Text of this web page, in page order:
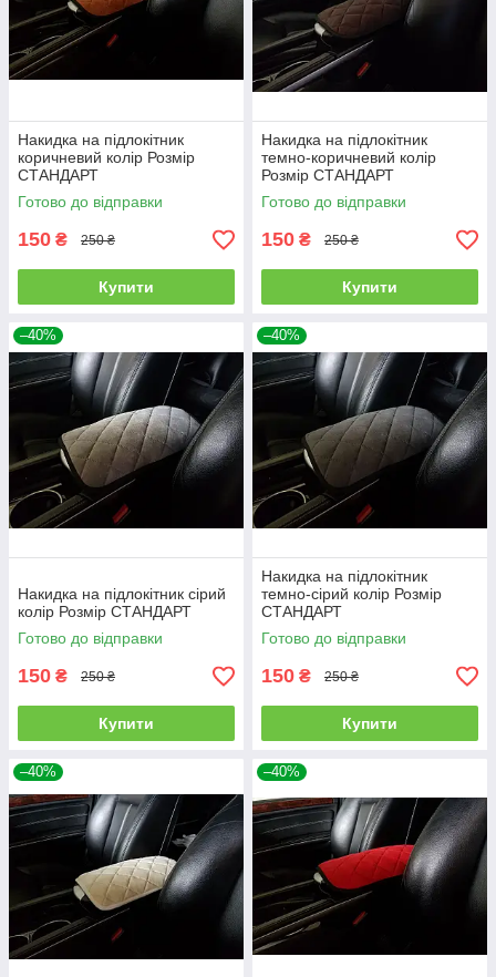
Накидка на підлокітник
коричневий колір Розмір
СТАНДАРТ
Готово до відправки
150 ₴ 250 ₴
Купити
Накидка на підлокітник
темно-коричневий колір
Розмір СТАНДАРТ
Готово до відправки
150 ₴ 250 ₴
Купити
–40%
Накидка на підлокітник сірий
колір Розмір СТАНДАРТ
Готово до відправки
150 ₴ 250 ₴
Купити
–40%
Накидка на підлокітник
темно-сірий колір Розмір
СТАНДАРТ
Готово до відправки
150 ₴ 250 ₴
Купити
–40% –40%